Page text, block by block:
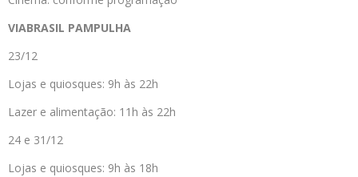
VIABRASIL PAMPULHA
23/12
Lojas e quiosques: 9h às 22h
Lazer e alimentação: 11h às 22h
24 e 31/12
Lojas e quiosques: 9h às 18h